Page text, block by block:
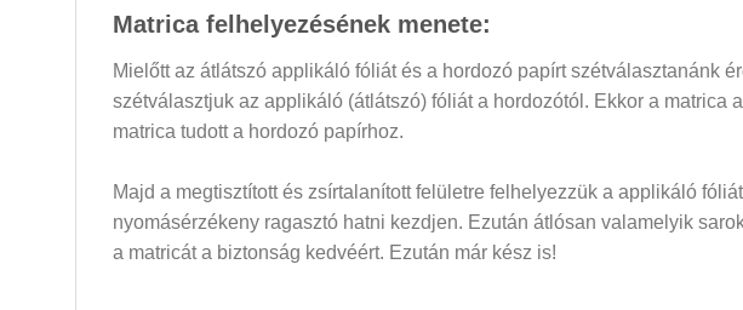
Matrica felhelyezésének menete:
Mielőtt az átlátszó applikáló fóliát és a hordozó papírt szétválasztanánk
szétválasztjuk az applikáló (átlátszó) fóliát a hordozótól. Ekkor a
matrica tudott a hordozó papírhoz.
Majd a megtisztított és zsírtalanított felületre felhelyezzük a applikáló
nyomásérzékeny ragasztó hatni kezdjen. Ezután átlósan valamelyik
a matricát a biztonság kedvéért. Ezután már kész is!